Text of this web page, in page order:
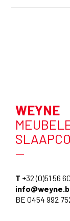
WEYNE
—
T +32 (0)51 56
BE 0454 992